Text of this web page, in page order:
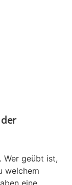
Wer geübt ist,
welchem